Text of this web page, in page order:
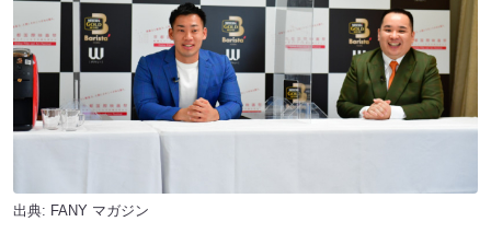
出典: FANY マガジン